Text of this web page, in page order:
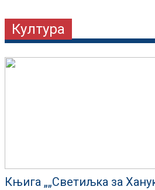
Култура
Књига „„Светиљка за